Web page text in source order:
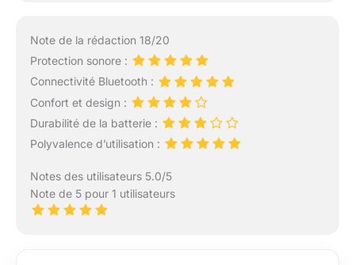
Note de la rédaction 18/20
Protection sonore :
Connectivité Bluetooth :
Confort et design :
Durabilité de la batterie :
Polyvalence d’utilisation :
Notes des utilisateurs 5.0/5
Note de 5 pour 1 utilisateurs